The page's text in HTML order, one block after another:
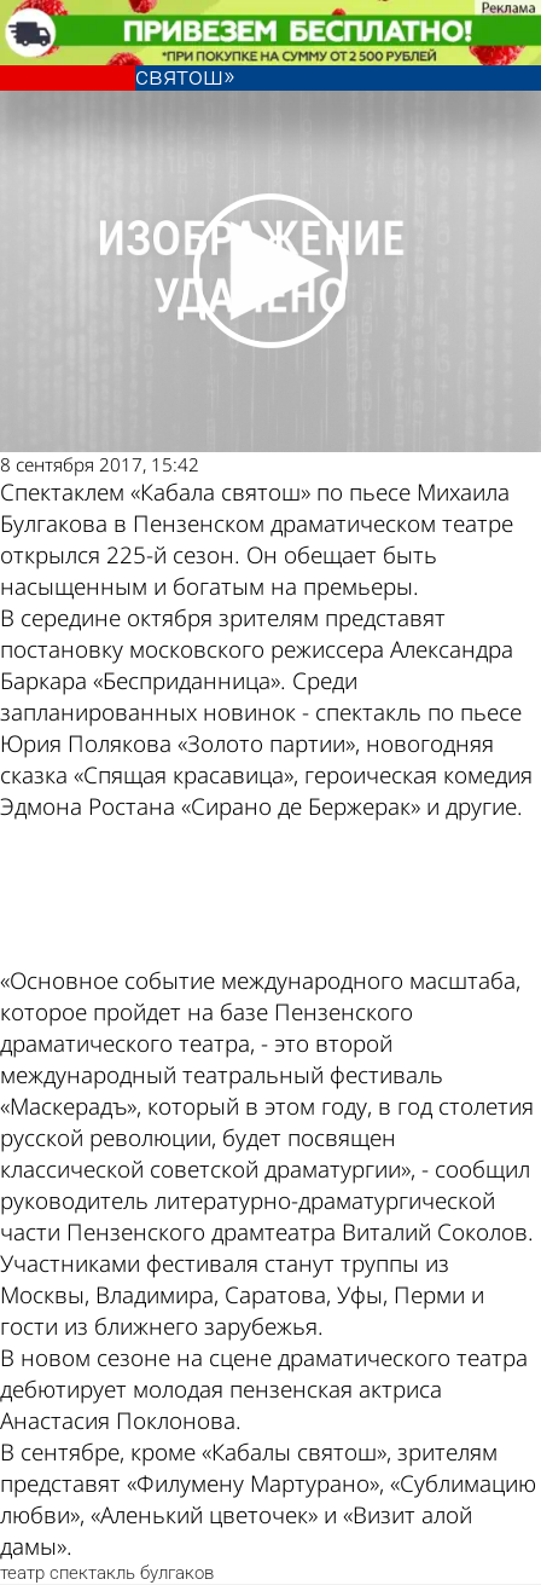
Новый сезон в драмтеатре
открылся спектаклем «Кабала
святош»
Культура
8 сентября 2017, 15:42
Спектаклем «Кабала святош» по пьесе Михаила
Булгакова в Пензенском драматическом театре
открылся 225-й сезон. Он обещает быть
насыщенным и богатым на премьеры.
В середине октября зрителям представят
постановку московского режиссера Александра
Баркара «Бесприданница». Среди
запланированных новинок - спектакль по пьесе
Юрия Полякова «Золото партии», новогодняя
сказка «Спящая красавица», героическая комедия
Эдмона Ростана «Сирано де Бержерак» и другие.
«Основное событие международного масштаба,
которое пройдет на базе Пензенского
драматического театра, - это второй
международный театральный фестиваль
«Маскерадъ», который в этом году, в год столетия
русской революции, будет посвящен
классической советской драматургии», - сообщил
руководитель литературно-драматургической
части Пензенского драмтеатра Виталий Соколов.
Участниками фестиваля станут труппы из
Москвы, Владимира, Саратова, Уфы, Перми и
гости из ближнего зарубежья.
В новом сезоне на сцене драматического театра
дебютирует молодая пензенская актриса
Анастасия Поклонова.
В сентябре, кроме «Кабалы святош», зрителям
представят «Филумену Мартурано», «Сублимацию
любви», «Аленький цветочек» и «Визит алой
дамы».
театр спектакль булгаков
Новый сезон в драмтеатре
Другие новости
по теме
Погода и курсы
валют в Пензе